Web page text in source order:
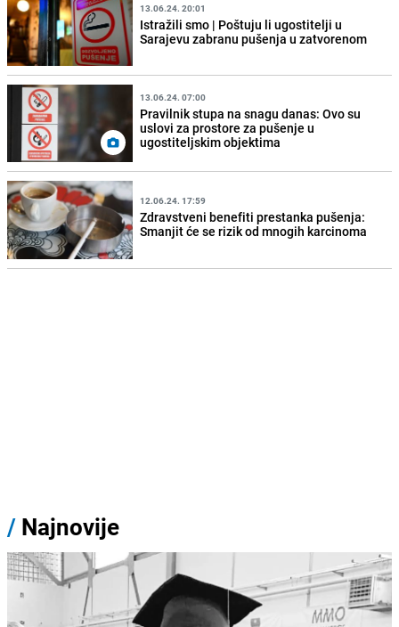
13.06.24. 20:01
Istražili smo | Poštuju li ugostitelji u
Sarajevu zabranu pušenja u zatvorenom
13.06.24. 07:00
Pravilnik stupa na snagu danas: Ovo su
uslovi za prostore za pušenje u
ugostiteljskim objektima
12.06.24. 17:59
Zdravstveni benefiti prestanka pušenja:
Smanjit će se rizik od mnogih karcinoma
/ Najnovije